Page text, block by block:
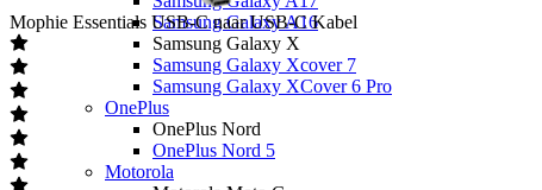
Samsung Galaxy A16
Samsung Galaxy X
Samsung Galaxy Xcover 7
Samsung Galaxy XCover 6 Pro
OnePlus
OnePlus Nord
OnePlus Nord 5
Motorola
Mophie Essentials USB-C naar USB-C Kabel